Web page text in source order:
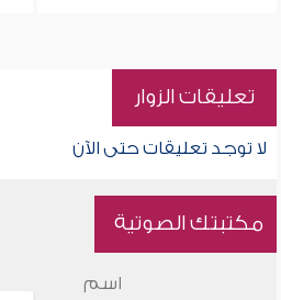
تعليقات الزوار
لا توجد تعليقات حتى الآن
مكتبتك الصوتية
اسم